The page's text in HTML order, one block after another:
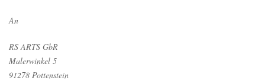
An
RS ARTS GbR
Malerwinkel 5
91278 Pottenstein